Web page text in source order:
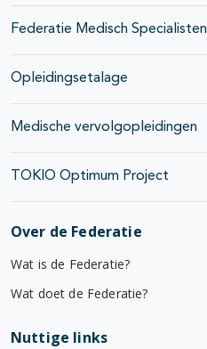
Federatie Medisch Specialisten
Opleidingsetalage
Medische vervolgopleidingen
TOKIO Optimum Project
Over de Federatie
Wat is de Federatie?
Wat doet de Federatie?
Nuttige links